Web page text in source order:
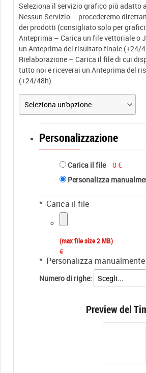
Seleziona il servizio grafico più adatto
Nessun Servizio – procederemo
dei prodotti (consigliato solo per grafici
Anteprima – Carica un file vettoriale o
un Anteprima del risultato finale (+24/
Rielaborazione – Carica il file di cui
tutto noi e riceverai un Anteprima del
(+24/48h)
Personalizzazione
Carica il file
0 €
Personalizza
* Carica il file
(max file size 2 MB)
€
* Personalizza manualmente
Numero di righe:
Preview del